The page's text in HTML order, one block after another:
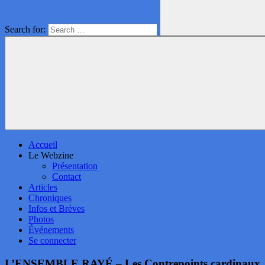
Search for:
Accueil
Le Webzine
Présentation
Contact
Articles
Chroniques
Infos et Brèves
Photos
Événements
Se connecter